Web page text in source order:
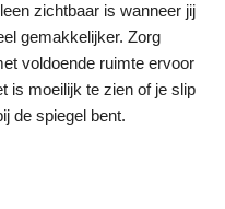
zichtbaar is wanneer jij
gemakkelijker. Zorg
voldoende ruimte ervoor
is moeilijk te zien of je slip
de spiegel bent.